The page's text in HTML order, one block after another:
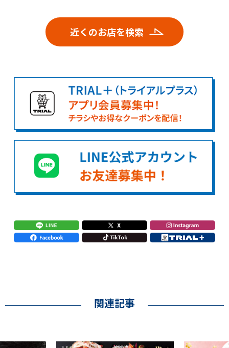
近くのお店を検索
関連記事